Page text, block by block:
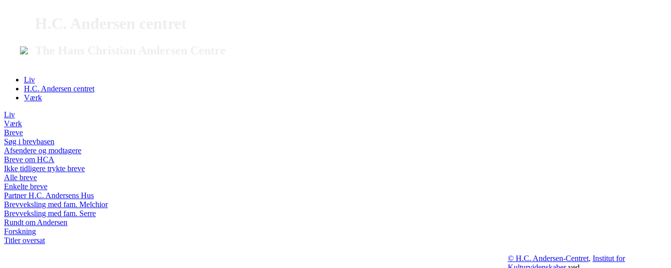
Liv
H.C. Andersen centret
Værk
Liv
Værk
Breve
Søg i brevbasen
Afsendere og modtagere
Breve om HCA
Ikke tidligere trykte breve
Alle breve
Enkelte breve
Partner H.C. Andersens Hus
Brevveksling med fam. Melchior
Brevveksling med fam. Serre
Rundt om Andersen
Forskning
Titler oversat
© H.C. Andersen-Centret, Institut for